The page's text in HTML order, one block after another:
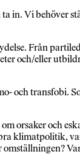
in. Vi behöver
Från
och/eller
och transfobi.
orsaker och
klimatpolitik,